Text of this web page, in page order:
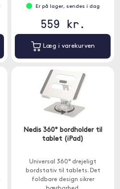
Er på lager, sendes i dag
559 kr.
Læg i varekurven
Nedis 360° bordholder til
tablet (iPad)
Universal 360° drejeligt
bordstativ til tablets. Det
foldbare design sikrer